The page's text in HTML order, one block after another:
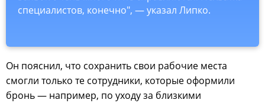
специалистов, конечно", — указал Липко.
Он пояснил, что сохранить свои рабочие места
смогли только те сотрудники, которые оформили
бронь — например, по уходу за близкими